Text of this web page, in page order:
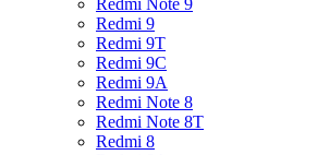
Redmi 9
Redmi 9T
Redmi 9C
Redmi 9A
Redmi Note 8
Redmi Note 8T
Redmi 8